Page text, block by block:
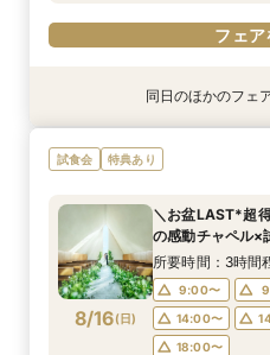
フェア
特典あり
8/15(土)
＼1軒目限定★3
ゼント×和牛試食
9:00〜
18:00〜
フェア
特典あり
8/15(土)
【6名～30名の
ン誕生！無料試食
9:00〜
18:00〜
フェア
8/15(土)
【タイパ重視！
場案内＆相談会
10:00〜
18:30〜
フェア
8/15(土)
【60分で完結】
りみちツアー
10:30〜
フェア
8/15(土)
【会場見学2件
比較×見積相談会
9:00〜
18:00〜
フェア
同日のほかのフェ
試食会 特典あり
8/16(日)
＼お盆LAST*超
の感動チャペル×
所要時間：3時間
9:00〜
14:00〜
18:00〜